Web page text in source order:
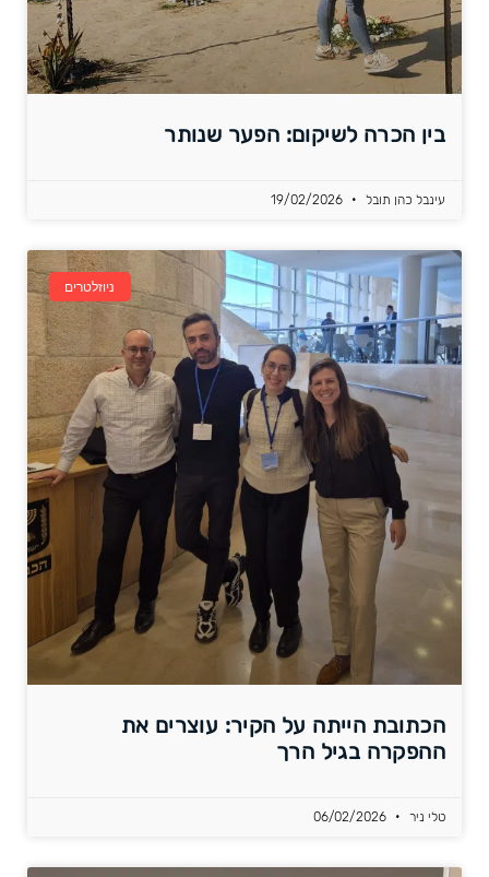
בין הכרה לשיקום: הפער שנותר
עינבל כהן תובל
ניוזלטרים
הכתובת הייתה על הקיר: עוצרים את
ההפקרה בגיל הרך
טלי ניר